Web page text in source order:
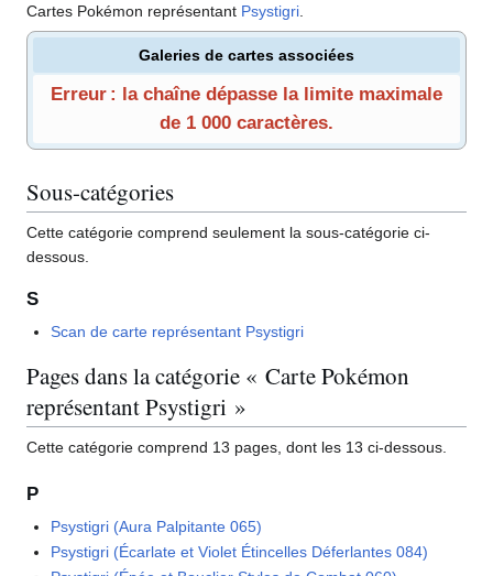
Cartes Pokémon représentant Psystigri
Galeries de cartes associées
Erreur : la chaîne dépasse la limite maximale
de 1 000 caractères.
Sous-catégories
Cette catégorie comprend seulement la sous-catégorie ci-
dessous.
S
Scan de carte représentant Psystigri
Pages dans la catégorie « Carte Pokémon
représentant Psystigri »
Cette catégorie comprend 13 pages, dont les 13 ci-dessous.
P
Psystigri (Aura Palpitante 065)
Psystigri (Écarlate et Violet Étincelles Déferlantes 084)